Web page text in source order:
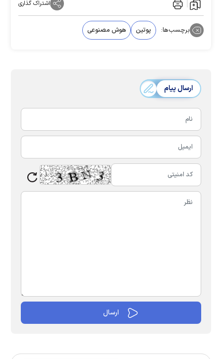
اشتراک گذاری
برچسب‌ها: پوتین هوش مصنوعی
ارسال پیام